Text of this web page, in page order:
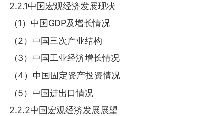
2.2.1中国宏观经济发展现状
（1）中国GDP及增长情况
（2）中国三次产业结构
（3）中国工业经济增长情况
（4）中国固定资产投资情况
（5）中国进出口情况
2.2.2中国宏观经济发展展望